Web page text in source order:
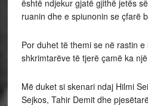
është ndjekur gjatë gjithë jetës
ruanin dhe e spiunonin se çfarë
Por duhet të themi se në rastin
shkrimtarëve të tjerë çamë ka
Më duket si skenari ndaj Hilmi
Sejkos, Tahir Demit dhe